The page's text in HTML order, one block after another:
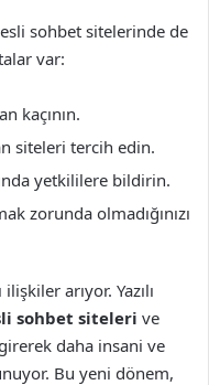
sohbet sitelerinde de
var:
kaçının.
siteleri tercih edin.
yetkililere bildirin.
zorunda olmadığınızı
arıyor. Yazılı
sohbet siteleri ve
daha insani ve
Bu yeni dönem,